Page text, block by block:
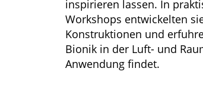
inspirieren lassen. In
Workshops entwickelten
Konstruktionen und
Bionik in der Luft- und
Anwendung findet.